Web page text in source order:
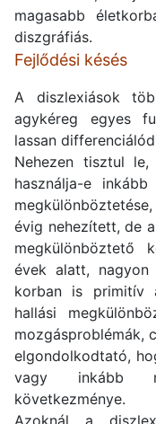
magasabb
diszgráfiás.
Fejlődési késés
A diszlexiások
agykéreg egyes
lassan
Nehezen tisztul
használja-e
évig nehezített, de
megkülönböztető
évek alatt, nagyon
korban is primitív
hallási
mozgásproblémák,
elgondolkodtató,
vagy inkább
következménye.
Azoknál a